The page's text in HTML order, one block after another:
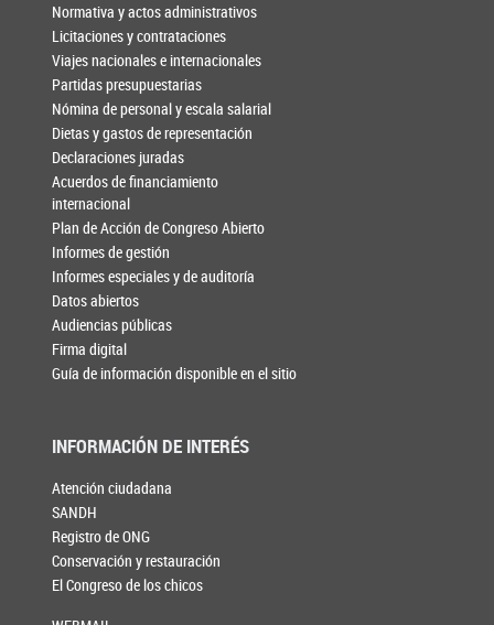
Normativa y actos administrativos
Licitaciones y contrataciones
Viajes nacionales e internacionales
Partidas presupuestarias
Nómina de personal y escala salarial
Dietas y gastos de representación
Declaraciones juradas
Acuerdos de financiamiento
internacional
Plan de Acción de Congreso Abierto
Informes de gestión
Informes especiales y de auditoría
Datos abiertos
Audiencias públicas
Firma digital
Guía de información disponible en el sitio
INFORMACIÓN DE INTERÉS
Atención ciudadana
SANDH
Registro de ONG
Conservación y restauración
El Congreso de los chicos